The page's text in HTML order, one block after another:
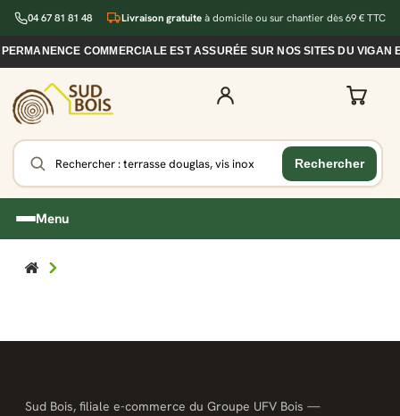
04 67 81 81 48 Livraison gratuite à domicile ou sur chantier dès 69 € TTC
COMMERCIALE EST ASSURÉE SUR NOS SITES DU
Menu
Sud Bois, filiale e-commerce du Groupe UFV Bois —